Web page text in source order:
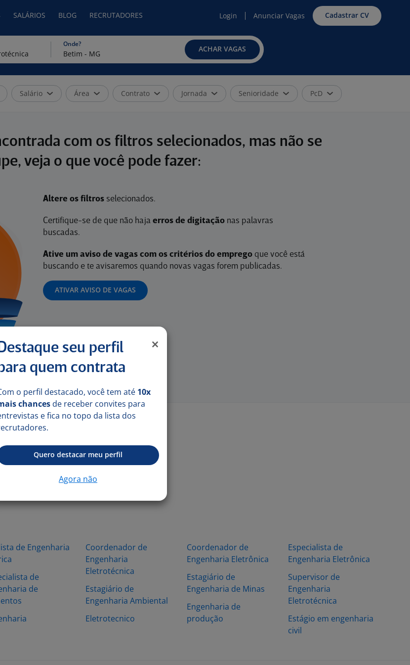
SALÁRIOS BLOG RECRUTADORES Login Anunciar Vagas Cadastrar CV
Onde?
ACHAR VAGAS
Salário Área Contrato Jornada Senioridade PcD
com os filtros selecionados, mas não se
veja o que você pode fazer:
Altere os filtrosselecionados.
Certifique-se de que não haja erros de digitaçãonas palavras
buscadas.
Ative um aviso de vagas com os critérios do empregoque você está
buscando e te avisaremos quando novas vagas forem publicadas.
ATIVAR AVISO DE VAGAS
de Engenharia
de
de
Coordenador de
Engenharia
Eletrotécnica
Estagiário de
Engenharia Ambiental
Eletrotecnico
Coordenador de
Engenharia Eletrônica
Estagiário de
Engenharia de Minas
Engenharia de
produção
Especialista de
Engenharia Eletrônica
Supervisor de
Engenharia
Eletrotécnica
Estágio em engenharia
civil
Destaque seu perfil
quem contrata
o perfil destacado, você tem até 10x
chances de receber convites para
e fica no topo da lista dos
Quero destacar meu perfil
Agora não